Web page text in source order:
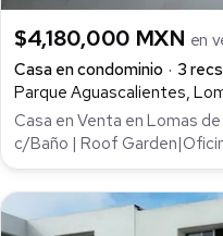
$4,180,000 MXN en
Casa en condominio
3
Casa en Venta en Lomas
c/Baño | Roof